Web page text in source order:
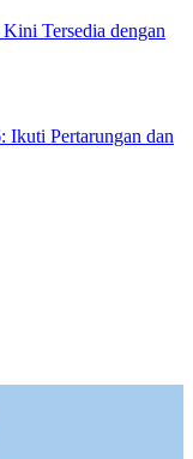
Tersedia dengan
Ikuti Pertarungan dan